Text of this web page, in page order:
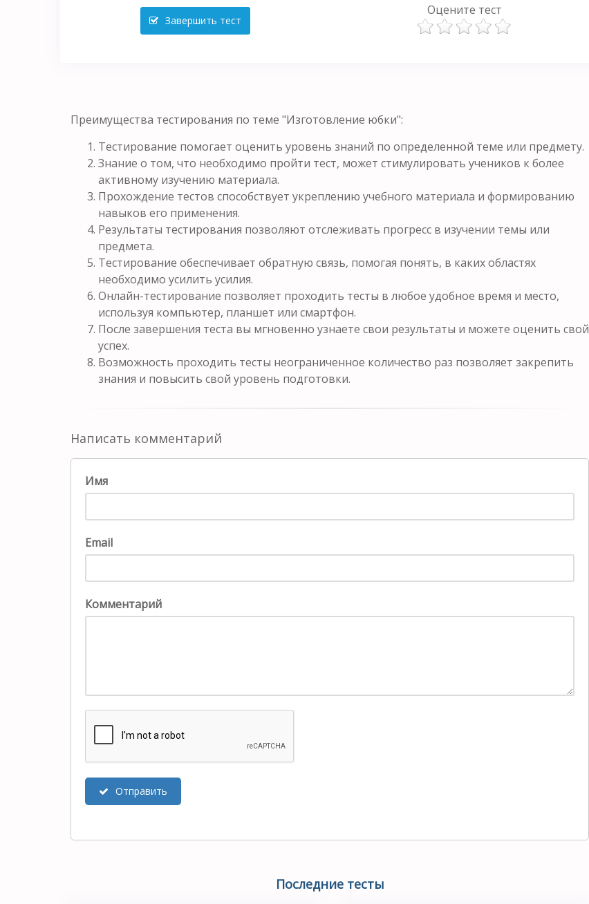
Завершить тест
Оцените тест
Преимущества тестирования по теме "Изготовление юбки":
Тестирование помогает оценить уровень знаний по определенной теме или предмету.
Знание о том, что необходимо пройти тест, может стимулировать учеников к более
активному изучению материала.
Прохождение тестов способствует укреплению учебного материала и формированию
навыков его применения.
Результаты тестирования позволяют отслеживать прогресс в изучении темы или
предмета.
Тестирование обеспечивает обратную связь, помогая понять, в каких областях
необходимо усилить усилия.
Онлайн-тестирование позволяет проходить тесты в любое удобное время и место,
используя компьютер, планшет или смартфон.
После завершения теста вы мгновенно узнаете свои результаты и можете оценить свой
успех.
Возможность проходить тесты неограниченное количество раз позволяет закрепить
знания и повысить свой уровень подготовки.
Написать комментарий
Имя
Email
Комментарий
Отправить
Последние тесты